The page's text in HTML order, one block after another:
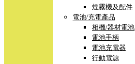
煙霧機及配件
電池/充電產品
相機/器材電池
電池手柄
電池充電器
行動電源